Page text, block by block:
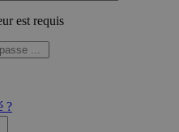
est requis
?